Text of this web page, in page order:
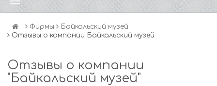
Фирмы
Байкальский музей
Отзывы о компании Байкальский музей
Отзывы о компании
"Байкальский музей"